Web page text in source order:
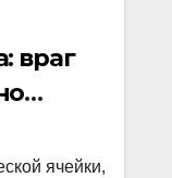
враг
ячейки,